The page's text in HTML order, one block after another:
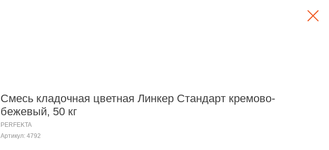
Смесь кладочная цветная Линкер Стандарт кремово-
бежевый, 50 кг
PERFEKTA
Артикул: 4792